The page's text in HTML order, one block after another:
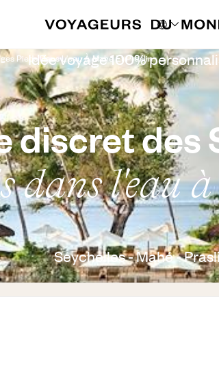
Pieds Dans L'eau À Mahé Et Praslin
Idée voyage 100%
discret des
dans l'eau
Seychelles - Mahé -